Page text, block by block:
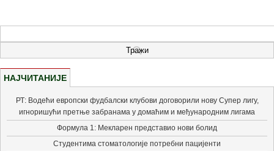
НАЈЧИТАНИЈЕ
РТ: Водећи европски фудбалски клубови договорили нову Супер лигу,
игноришући претње забранама у домаћим и међународним лигама
Формула 1: Мекларен представио нови болид
Студентима стоматологије потребни пацијенти